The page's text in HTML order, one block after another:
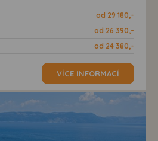
od 29 180,-
od 26 390,-
od 24 380,-
VÍCE INFORMACÍ